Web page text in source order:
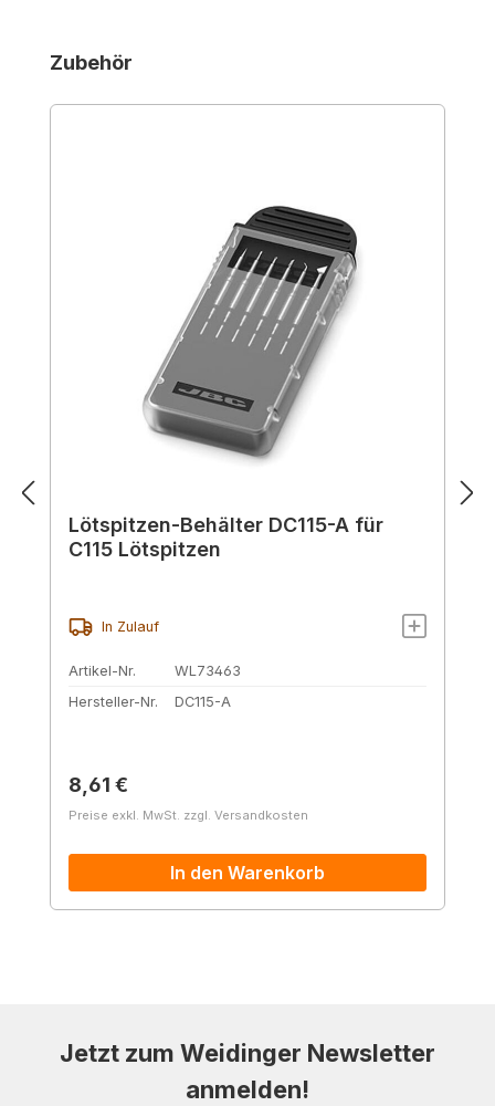
Produktgalerie überspringen
Zubehör
Lötspitzen-Behälter DC115-A für
C115 Lötspitzen
In Zulauf
Artikel-Nr.
WL73463
Hersteller-Nr.
DC115-A
Regulärer Preis:
8,61 €
Preise exkl. MwSt. zzgl. Versandkosten
In den Warenkorb
Jetzt zum Weidinger Newsletter
anmelden!